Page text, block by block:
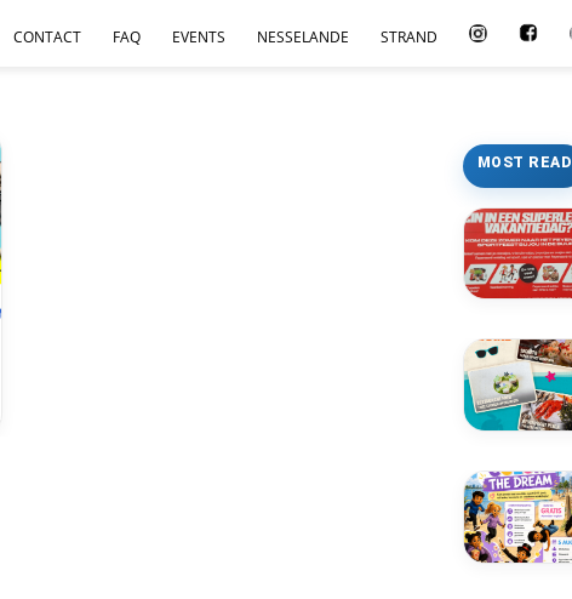
CONTACT FAQ EVENTS NESSELANDE STRAND
MOST READ